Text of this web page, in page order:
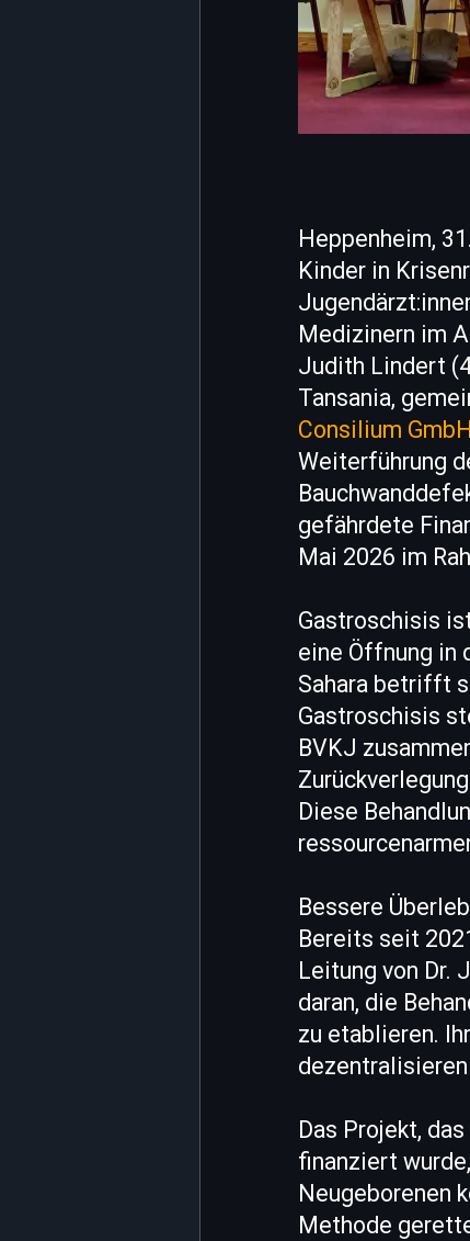
Heppenheim,
Kinder in
Medizinern im
Judith Lindert
Tansania,
Consilium GmbH
Weiterführung
gefährdete
Mai 2026 im
Gastroschisis
eine Öffnung in
Sahara betrifft
Gastroschisis
BVKJ
Diese
Bessere
Bereits seit
Leitung von Dr.
daran, die
zu etablieren.
Das Projekt,
finanziert
Neugeborenen
Methode